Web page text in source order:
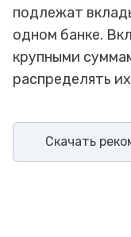
подлежат
одном банке.
крупными
распределять
Скачать